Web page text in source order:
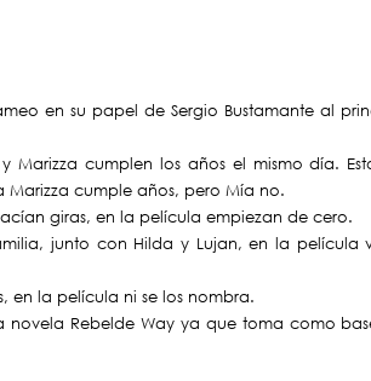
en su papel de Sergio Bustamante al
Marizza cumplen los años el mismo día.
Marizza cumple años, pero Mía no.
giras, en la película empiezan de cero.
junto con Hilda y Lujan, en la película
en la película ni se los nombra.
novela Rebelde Way ya que toma como